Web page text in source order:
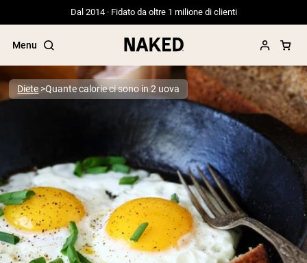
Dal 2014 · Fidato da oltre 1 milione di clienti
Menu
”Protein Powder“
”Overnight Oats“
”Vegan protein“
”Collagen“
”Micellar Casein“
PROTEIN POWDERSBest Seller
Diete Quante calorie ci sono in 2 uova